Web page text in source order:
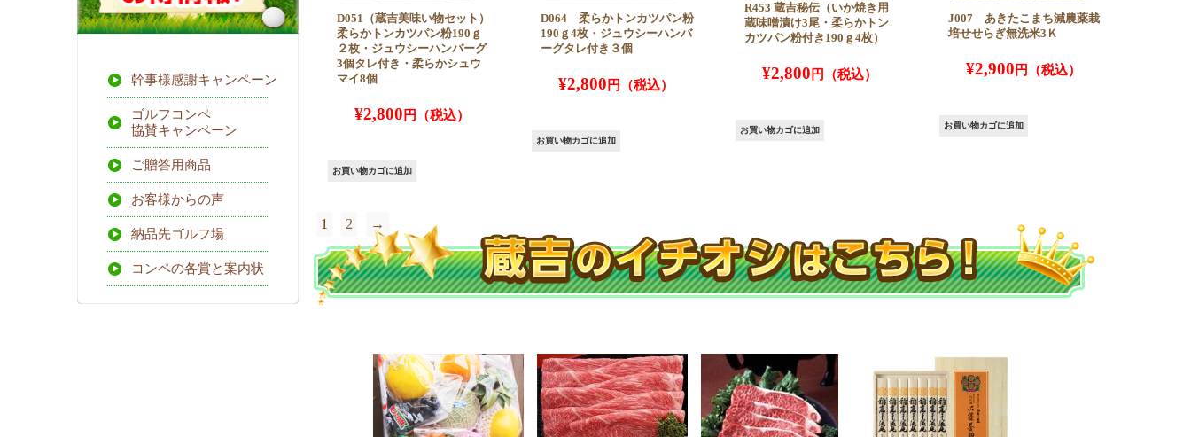
幹事様感謝キャンペーン
ゴルフコンペ
協賛キャンペーン
ご贈答用商品
お客様からの声
納品先ゴルフ場
コンペの各賞と案内状
D051（蔵吉美味い物セット）
柔らかトンカツパン粉190ｇ
２枚・ジュウシーハンバーグ
3個タレ付き・柔らかシュウ
マイ8個
¥2,800
お買い物カゴに追加
D064 柔らかトンカツパン粉
190ｇ4枚・ジュウシーハンバ
ーグタレ付き３個
¥2,800
お買い物カゴに追加
R453 蔵吉秘伝（いか焼き用
蔵味噌漬け3尾・柔らかトン
カツパン粉付き190ｇ4枚）
¥2,800
お買い物カゴに追加
J007 あきたこまち減農薬栽
培せせらぎ無洗米3Ｋ
¥2,900
お買い物カゴに追加
1 2 →